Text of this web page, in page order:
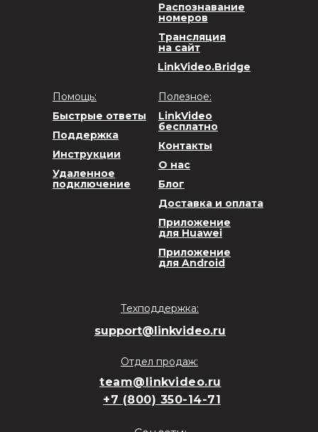
Полезное:
LinkVideo
бесплатно
О нас
Приложение
для Android
Приложение
для Huawei
Доставка и оплата
Блог
Контакты
Отдел продаж:
team@linkvideo.ru
+7 (800) 350-14-71
Техподдержка:
support@linkvideo.ru
Распознавание
номеров
Трансляция
на сайт
LinkVideo.Bridge
Удаленное
подключение
Инструкции
Поддержка
Быстрые ответы
Помощь: